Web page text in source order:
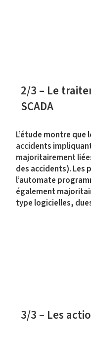
2/3 – Le
SCADA
L’étude montre que
accidents
majoritairement
des accidents). Les
l’automate
également
type logicielles,
3/3 – Les